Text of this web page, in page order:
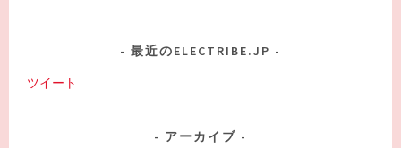
最近のELECTRIBE.JP
ツイート
アーカイブ